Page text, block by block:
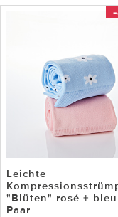
Leichte
"Blüten" rosé +
Paar